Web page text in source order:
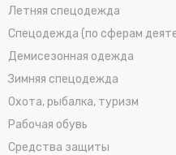
Летняя спецодежда
Спецодежда (по сферам
Демисезонная одежда
Зимняя спецодежда
Охота, рыбалка, туризм
Рабочая обувь
Средства защиты